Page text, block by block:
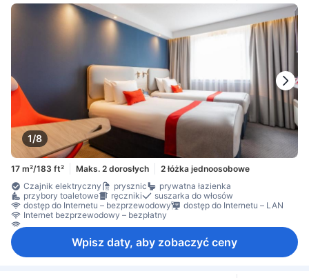
1/8
17 m²/183 ft² Maks. 2 dorosłych
2 łóżka jednoosobowe
Czajnik elektryczny
prysznic
prywatna łazienka
przybory toaletowe
ręczniki
suszarka do włosów
dostęp do Internetu – bezprzewodowy
dostęp do Internetu – LAN
Internet bezprzewodowy – bezpłatny
Internet przez Wi-Fi – za opłatą
Wpisz daty, aby zobaczyć ceny